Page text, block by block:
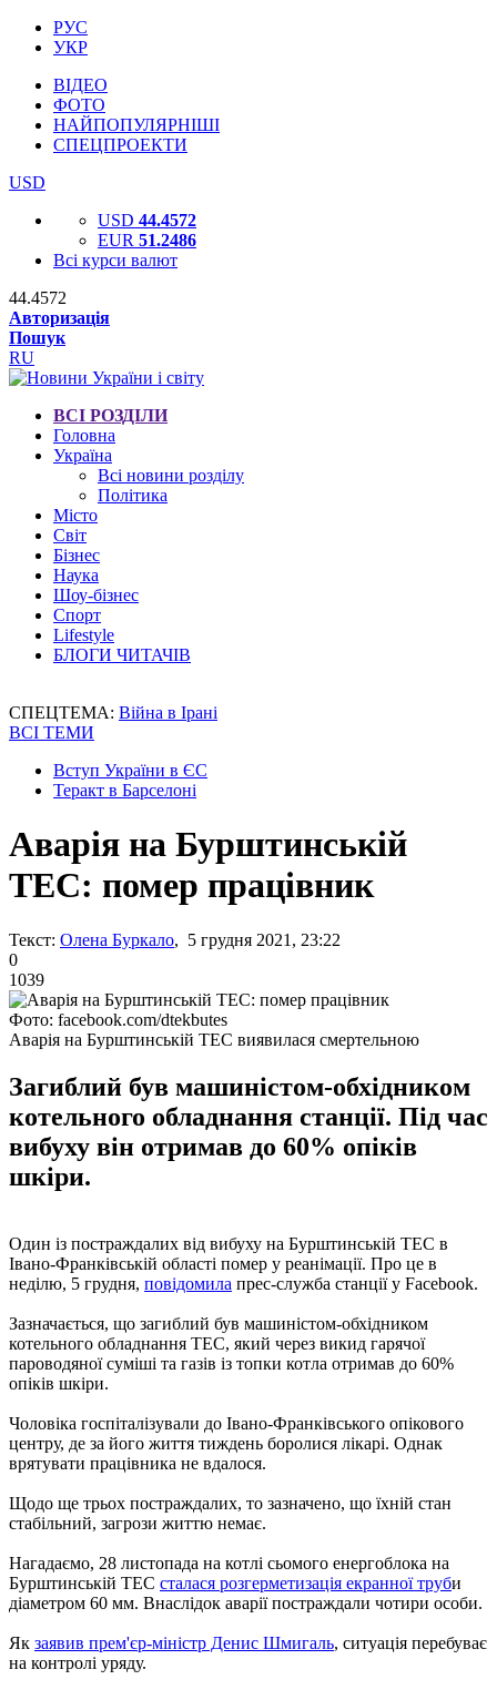
РУС
УКР
ВІДЕО
ФОТО
НАЙПОПУЛЯРНІШІ
СПЕЦПРОЕКТИ
USD
USD 44.4572
EUR 51.2486
Всі курси валют
44.4572
Авторизація
Пошук
RU
ВСІ РОЗДІЛИ
Головна
Україна
Всі новини розділу
Політика
Місто
Світ
Бізнес
Наука
Шоу-бізнес
Спорт
Lifestyle
БЛОГИ ЧИТАЧІВ
СПЕЦТЕМА: Війна в Ірані
ВСІ ТЕМИ
Вступ України в ЄС
Теракт в Барселоні
Аварія на Бурштинській
ТЕС: помер працівник
Текст: Олена Буркало, 5 грудня 2021, 23:22
0
1039
Фото: facebook.com/dtekbutes
Аварія на Бурштинській ТЕС виявилася смертельною
Загиблий був машиністом-обхідником
котельного обладнання станції. Під час
вибуху він отримав до 60% опіків
шкіри.
Один із постраждалих від вибуху на Бурштинській ТЕС в
Івано-Франківській області помер у реанімації. Про це в
неділю, 5 грудня, повідомила прес-служба станції у Facebook.
Зазначається, що загиблий був машиністом-обхідником
котельного обладнання ТЕС, який через викид гарячої
пароводяної суміші та газів із топки котла отримав до 60%
опіків шкіри.
Чоловіка госпіталізували до Івано-Франківського опікового
центру, де за його життя тиждень боролися лікарі. Однак
врятувати працівника не вдалося.
Щодо ще трьох постраждалих, то зазначено, що їхній стан
стабільний, загрози життю немає.
Нагадаємо, 28 листопада на котлі сьомого енергоблока на
Бурштинській ТЕС сталася розгерметизація екранної труби
діаметром 60 мм. Внаслідок аварії постраждали чотири особи.
Як заявив прем'єр-міністр Денис Шмигаль, ситуація перебуває
на контролі уряду.